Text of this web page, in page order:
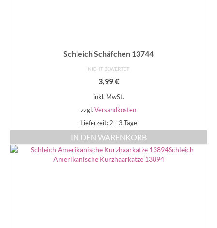
Schleich Schäfchen 13744
NICHT BEWERTET
3,99€
inkl. MwSt.
zzgl. Versandkosten
Lieferzeit: 2 - 3 Tage
IN DEN WARENKORB